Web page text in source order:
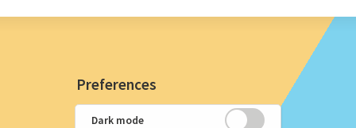
Preferences
Dark mode